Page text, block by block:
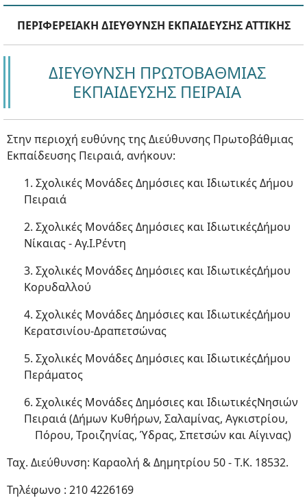
ΠΕΡΙΦΕΡΕΙΑΚΗ ΔΙΕΥΘΥΝΣΗ ΕΚΠΑΙΔΕΥΣΗΣ ΑΤΤΙΚΗΣ
ΔΙΕΥΘΥΝΣΗ ΠΡΩΤΟΒΑΘΜΙΑΣ
ΕΚΠΑΙΔΕΥΣΗΣ ΠΕΙΡΑΙΑ
Στην περιοχή ευθύνης της Διεύθυνσης Πρωτοβάθμιας
Εκπαίδευσης Πειραιά, ανήκουν:
1. Σχολικές Μονάδες Δημόσιες και Ιδιωτικές Δήμου
Πειραιά
2. Σχολικές Μονάδες Δημόσιες και ΙδιωτικέςΔήμου
Νίκαιας - Αγ.Ι.Ρέντη
3. Σχολικές Μονάδες Δημόσιες και ΙδιωτικέςΔήμου
Κορυδαλλού
4. Σχολικές Μονάδες Δημόσιες και ΙδιωτικέςΔήμου
Κερατσινίου-Δραπετσώνας
5. Σχολικές Μονάδες Δημόσιες και ΙδιωτικέςΔήμου
Περάματος
6. Σχολικές Μονάδες Δημόσιες και ΙδιωτικέςΝησιών
Πειραιά (Δήμων Κυθήρων, Σαλαμίνας, Αγκιστρίου,
Πόρου, Τροιζηνίας, Ύδρας, Σπετσών και Αίγινας)
Ταχ. Διεύθυνση: Καραολή & Δημητρίου 50 - Τ.Κ. 18532.
Τηλέφωνο : 210 4226169